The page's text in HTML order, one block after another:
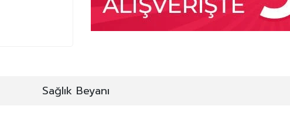
Sağlık Beyanı